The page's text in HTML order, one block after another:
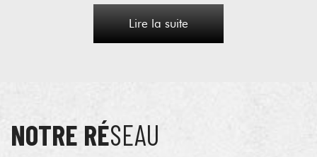
Lire la suite
NOTRE RÉSEAU